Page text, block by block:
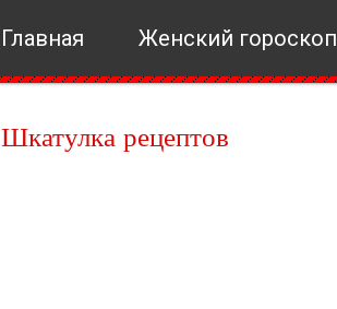
Главная Женский гороскоп
Шкатулка рецептов